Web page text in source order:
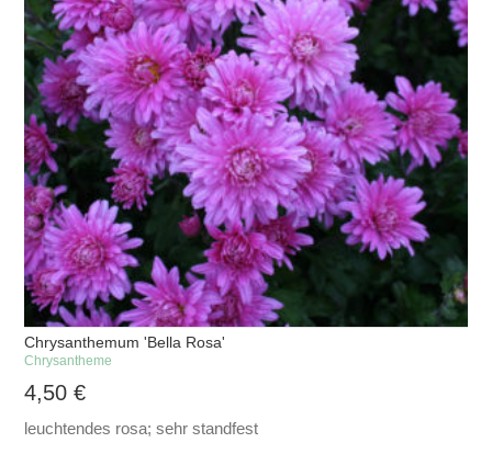
Chrysanthemum 'Bella Rosa'
Chrysantheme
4,50€
leuchtendes rosa; sehr standfest